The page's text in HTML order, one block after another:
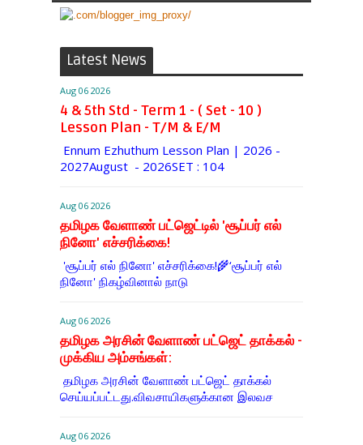
Latest News
Aug 06 2026
4 & 5th Std - Term 1 - ( Set - 10 )
Lesson Plan - T/M & E/M
Ennum Ezhuthum Lesson Plan | 2026 -
2027August - 2026SET : 104
Aug 06 2026
தமிழக வேளாண் பட்ஜெட்டில் 'சூப்பர் எல்
நினோ' எச்சரிக்கை!
'சூப்பர் எல் நினோ' எச்சரிக்கை!🌾‘சூப்பர் எல்
நினோ' நிகழ்வினால் நாடு
Aug 06 2026
தமிழக அரசின் வேளாண் பட்ஜெட் தாக்கல் -
முக்கிய அம்சங்கள்:
தமிழக அரசின் வேளாண் பட்ஜெட் தாக்கல்
செய்யப்பட்டது.விவசாயிகளுக்கான இலவச
Aug 06 2026